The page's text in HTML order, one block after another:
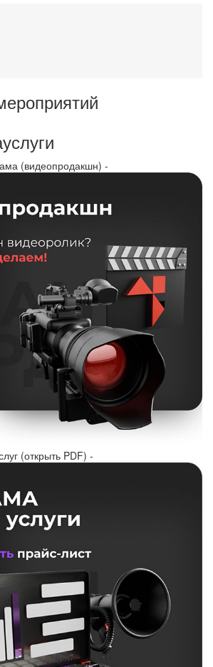
(видеопродакшн) -
(открыть PDF) -